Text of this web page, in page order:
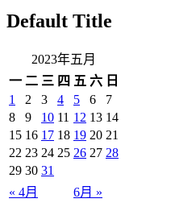
Default Title
2023年五月
一 二 三 四 五 六 日
« 4月 6月 »
1 2 3 4 5 6
7
8
9 10 11 12 13 14
15 16 17 18 19 20 21
22 23 24 25 26 27 28
29 30 31